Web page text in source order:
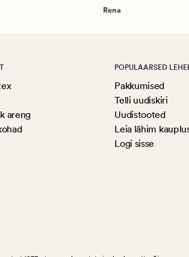
Rena
areng
POPULAARSED
Pakkumised
Telli uudiskiri
Uudistooted
Leia lähim
Logi sisse